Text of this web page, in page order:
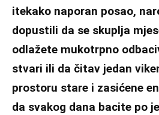
itekako naporan posao,
dopustili da se skuplja
odlažete mukotrpno
stvari ili da čitav jedan
prostoru stare i zasićene
da svakog dana bacite po